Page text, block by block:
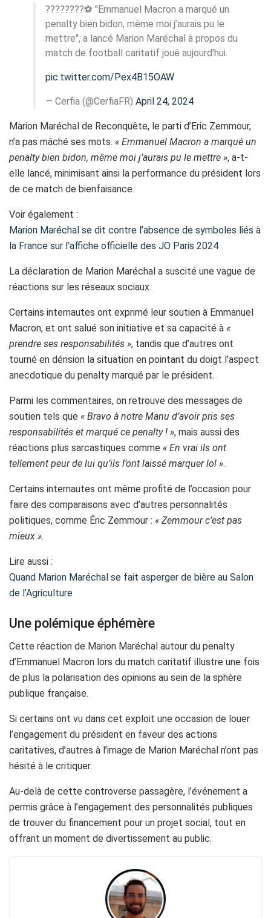
????????⚽️ "Emmanuel Macron a marqué un
penalty bien bidon, même moi j’aurais pu le
mettre", a lancé Marion Maréchal à propos du
match de football caritatif joué aujourd'hui.
pic.twitter.com/Pex4B15OAW
— Cerfia (@CerfiaFR) April 24, 2024
Marion Maréchal de Reconquête, le parti d’Eric Zemmour,
n’a pas mâché ses mots. « Emmanuel Macron a marqué un
penalty bien bidon, même moi j’aurais pu le mettre », a-t-
elle lancé, minimisant ainsi la performance du président lors
de ce match de bienfaisance.
Voir également :
Marion Maréchal se dit contre l’absence de symboles liés à
la France sur l’affiche officielle des JO Paris 2024
La déclaration de Marion Maréchal a suscité une vague de
réactions sur les réseaux sociaux.
Certains internautes ont exprimé leur soutien à Emmanuel
Macron, et ont salué son initiative et sa capacité à «
prendre ses responsabilités », tandis que d’autres ont
tourné en dérision la situation en pointant du doigt l’aspect
anecdotique du penalty marqué par le président.
Parmi les commentaires, on retrouve des messages de
soutien tels que « Bravo à notre Manu d’avoir pris ses
responsabilités et marqué ce penalty ! », mais aussi des
réactions plus sarcastiques comme « En vrai ils ont
tellement peur de lui qu’ils l’ont laissé marquer lol ».
Certains internautes ont même profité de l’occasion pour
faire des comparaisons avec d’autres personnalités
politiques, comme Éric Zemmour : « Zemmour c’est pas
mieux ».
Lire aussi :
Quand Marion Maréchal se fait asperger de bière au Salon
de l’Agriculture
Une polémique éphémère
Cette réaction de Marion Maréchal autour du penalty
d’Emmanuel Macron lors du match caritatif illustre une fois
de plus la polarisation des opinions au sein de la sphère
publique française.
Si certains ont vu dans cet exploit une occasion de louer
l’engagement du président en faveur des actions
caritatives, d’autres à l’image de Marion Maréchal n’ont pas
hésité à le critiquer.
Au-delà de cette controverse passagère, l’événement a
permis grâce à l’engagement des personnalités publiques
de trouver du financement pour un projet social, tout en
offrant un moment de divertissement au public.